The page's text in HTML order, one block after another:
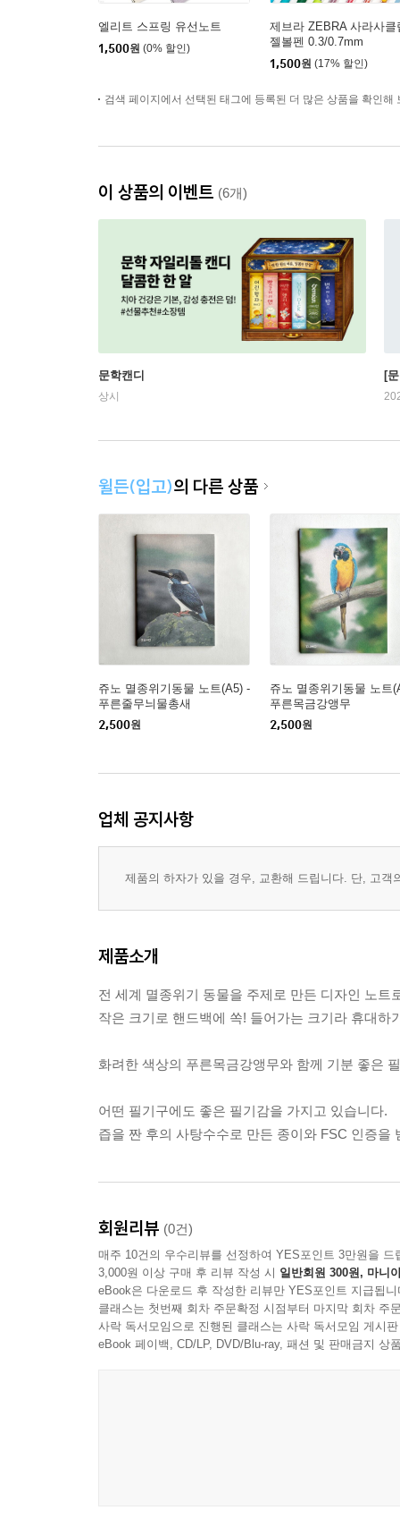
엘리트 스프링 유선노트
1,500원 (0% 할인)
제브라 ZEBRA 사라사클
젤볼펜 0.3/0.7mm
1,500원 (17% 할인)
검색 페이지에서 선택된 태그에 등록된 더 많은 상품을 확인해
이 상품의 이벤트 (6개)
문학캔디
상시
[
윌든(입고)의 다른 상품
쥬노 멸종위기동물 노트(A5) -
푸른줄무늬물총새
2,500원
쥬노 멸종위기동물 노트
푸른목금강앵무
2,500원
업체 공지사항
제품의 하자가 있을 경우, 교환해 드립니다. 단, 고
제품소개
전 세계 멸종위기 동물을 주제로 만든 디자인 노트
작은 크기로 핸드백에 쏙! 들어가는 크기라 휴대하
화려한 색상의 푸른목금강앵무와 함께 기분 좋은
어떤 필기구에도 좋은 필기감을 가지고 있습니다.
즙을 짠 후의 사탕수수로 만든 종이와 FSC 인증을
회원리뷰 (0건)
매주 10건의 우수리뷰를 선정하여 YES포인트 3만원을 드
3,000원 이상 구매 후 리뷰 작성 시 일반회원 300원, 마니
eBook은 다운로드 후 작성한 리뷰만 YES포인트 지급됩니
클래스는 첫번째 회차 주문확정 시점부터 마지막 회차 주
사락 독서모임으로 진행된 클래스는 사락 독서모임 게시
eBook 페이백, CD/LP, DVD/Blu-ray, 패션 및 판매금지 상